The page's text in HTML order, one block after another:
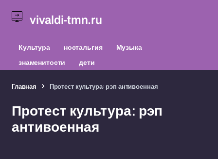
vivaldi-tmn.ru
Культура ностальгия
Музыка
знаменитости
дети
Главная Протест культура: рэп антивоенная
Протест культура: рэп
антивоенная